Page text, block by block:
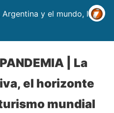
y el mundo, las
| La
el horizonte
mundial